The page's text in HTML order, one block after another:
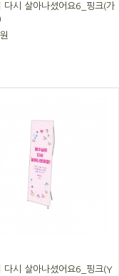
다시 살아나셨어요6_핑크(가
다시 살아나셨어요6_핑크(Y